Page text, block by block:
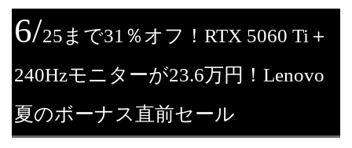
へ
6/25まで31％オフ！RTX 5060 Ti＋
240Hzモニターが23.6万円！Lenovo
夏のボーナス直前セール